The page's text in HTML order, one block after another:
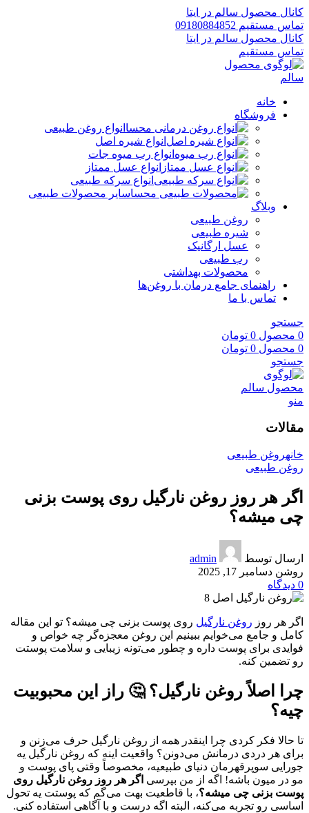
کانال محصول سالم در ایتا
تماس مستقیم 09180884852
کانال محصول سالم در ایتا
تماس مستقیم
خانه
فروشگاه
انواع روغن طبیعی
انواع شیره اصل
انواع رب میوه جات
انواع عسل ممتاز
انواع سرکه طبیعی
سایر محصولات طبیعی
وبلاگ
روغن طبیعی
شیره طبیعی
عسل ارگانیک
رب طبیعی
محصولات بهداشتی
راهنمای جامع درمان با روغن‌ها
تماس با ما
جستجو
0 محصول 0 تومان
0 محصول 0 تومان
جستجو
منو
مقالات
خانهروغن طبیعی
روغن طبیعی
اگر هر روز روغن نارگیل روی پوست بزنی
چی میشه؟
ارسال توسط
admin
روشن دسامبر 17, 2025
0 دیدگاه
اگر هر روز روغن نارگیل روی پوست بزنی چی میشه؟ تو این مقاله
کامل و جامع می‌خوایم ببینیم این روغن معجزه‌گر چه خواص و
فوایدی برای پوست داره و چطور می‌تونه زیبایی و سلامت پوستت
رو تضمین کنه.
چرا اصلاً روغن نارگیل؟ 🤔 راز این محبوبیت
چیه؟
تا حالا فکر کردی چرا اینقدر همه از روغن نارگیل حرف می‌زنن و
برای هر دردی درمانش می‌دونن؟ واقعیت اینه که روغن نارگیل یه
جورایی سوپرقهرمان دنیای طبیعیه، مخصوصاً وقتی پای پوست و
مو در میون باشه! اگه از من بپرسی اگر هر روز روغن نارگیل روی
پوست بزنی چی میشه؟، با قاطعیت بهت می‌گم که پوستت یه تحول
اساسی رو تجربه می‌کنه، البته اگه درست و با آگاهی استفاده کنی.